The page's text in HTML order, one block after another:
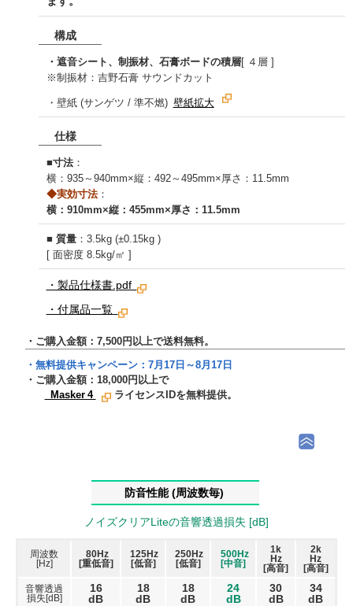
構成
・遮音シート、制振材、石膏ボードの積層[ ４層 ]
※制振材：吉野石膏 サウンドカット
・壁紙 (サンゲツ / 準不燃) 壁紙拡大
仕様
■寸法：
横：935～940mm×縦：492～495mm×厚さ：11.5mm
◆実効寸法：
横：910mm×縦：455mm×厚さ：11.5mm
■ 質量：3.5kg (±0.15kg )
[ 面密度 8.5kg/㎡ ]
・製品仕様書.pdf
・付属品一覧
・ご購入金額：7,500円以上で送料無料。
・無料提供キャンペーン： 7月17日～8月17日
・ご購入金額： 18,000円以上で
Masker 4
ライセンスIDを無料提供。
防音性能 (周波数毎)
ノイズクリアLiteの音響透過損失 [dB]
周波数
[Hz]
80Hz
[重低音]
125Hz
[低音]
250Hz
[低音]
500Hz
[中音]
1k
Hz
[高音]
2k
Hz
[高音]
音響透過
損失[dB]
16
dB
18
dB
18
dB
24
dB
30
dB
34
dB